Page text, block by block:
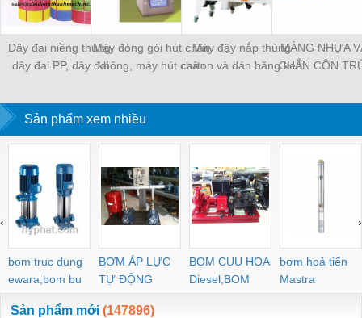
Dây đai niềng thùng,
dây đai PP, dây đai
Máy đóng gói hút chân
không, máy hút chân
Máy đậy nắp thùng
carton và dán băng keo
MÀNG NHỰA
CHẮN CÔN
KHO LẠNH,
Sản phẩm xem nhiều
bom truc dung
ewara,bom bu
ewara
BƠM ÁP LỰC
TỰ ĐỘNG
BOM CUU HOA
Diesel,BOM
CHUA CHAY
bơm hoả tiển
Mastra
‹ ›
Sản phẩm mới (147896)